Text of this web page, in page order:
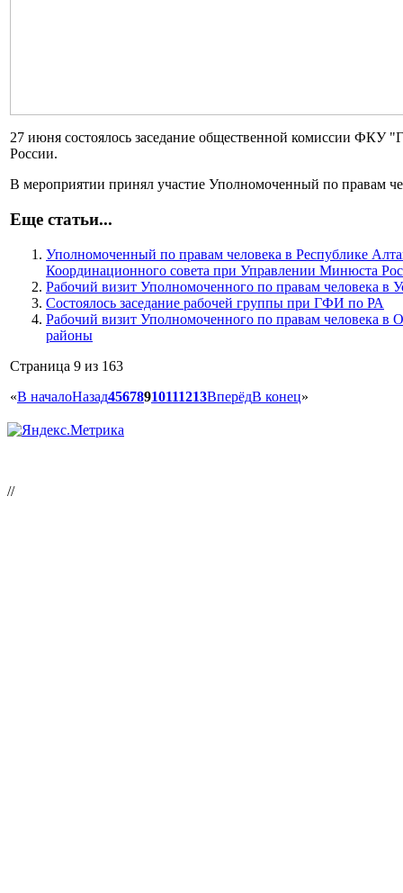
27 июня состоялось заседание общественной комиссии
России.
В мероприятии принял участие Уполномоченный по правам
Еще статьи...
Уполномоченный по правам человека в Республике
Координационного совета при Управлении Минюста
Рабочий визит Уполномоченного по правам человека в
Состоялось заседание рабочей группы при ГФИ по РА
Рабочий визит Уполномоченного по правам человека в
районы
Страница 9 из 163
«В началоНазад45678910111213ВперёдВ конец»
//